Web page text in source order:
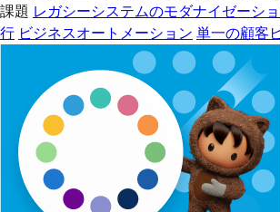
課題 レガシーシステムのモダナイゼーシ
行 ビジネスオートメーション 単一の顧客